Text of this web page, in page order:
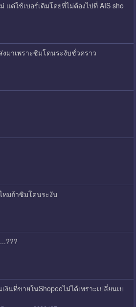
แต่ใช้เบอร์เดิมโดยที่ไม่ต้องไปที่ AIS sho
งมาเพราะซิมโดนระงับชั่วคราว
หมถ้าซิมโดนระงับ
เงินที่ขายในShopeeไม่ได้เพราะเปลี่ยนเบ